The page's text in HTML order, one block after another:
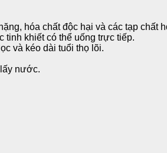
hóa chất độc hại và các tạp chất
tinh khiết có thể uống trực tiếp.
và kéo dài tuổi thọ lõi.
nước.